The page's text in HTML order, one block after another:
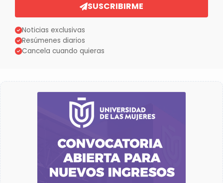
SUSCRIBIRME
Noticias exclusivas
Resúmenes diarios
Cancela cuando quieras